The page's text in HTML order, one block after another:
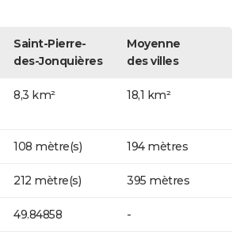
Saint-Pierre-
des-Jonquières
Moyenne
des villes
8,3 km² 18,1 km²
108 mètre(s) 194 mètres
212 mètre(s) 395 mètres
49.84858 -